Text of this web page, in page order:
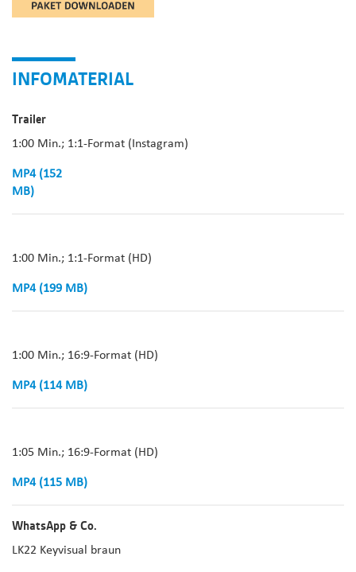
INFOMATERIAL
Trailer
1:00 Min.; 1:1-Format (Instagram)
MP4 (152
MB)
1:00 Min.; 1:1-Format (HD)
MP4 (199 MB)
1:00 Min.; 16:9-Format (HD)
MP4 (114 MB)
1:05 Min.; 16:9-Format (HD)
MP4 (115 MB)
WhatsApp & Co.
LK22 Keyvisual braun